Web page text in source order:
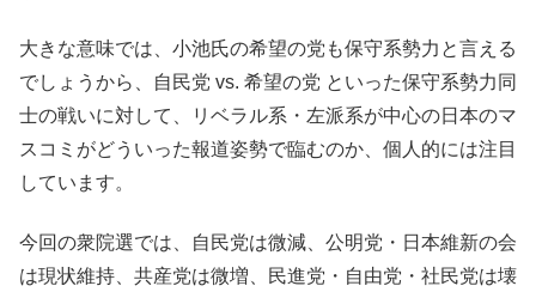
大きな意味では、小池氏の希望の党も保守系勢力と言える
でしょうから、自民党 vs. 希望の党 といった保守系勢力同
士の戦いに対して、リベラル系・左派系が中心の日本のマ
スコミがどういった報道姿勢で臨むのか、個人的には注目
しています。
今回の衆院選では、自民党は微減、公明党・日本維新の会
は現状維持、共産党は微増、民進党・自由党・社民党は壊